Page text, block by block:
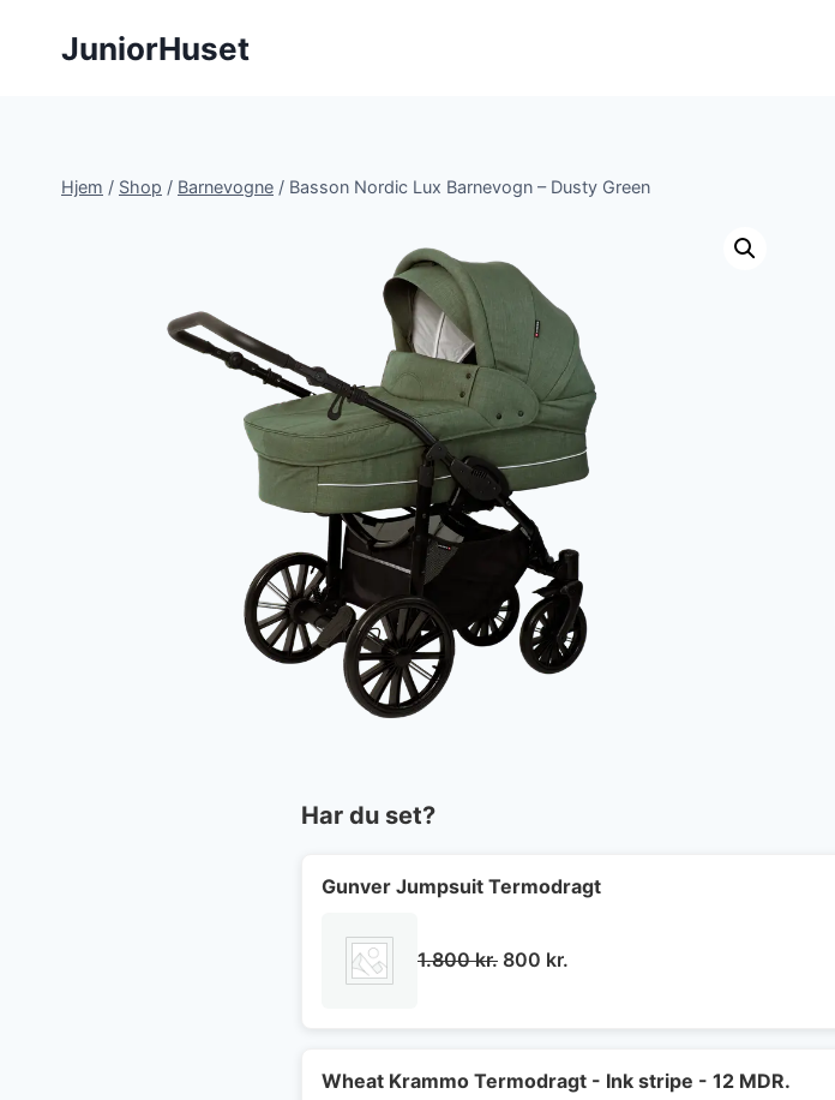
JuniorHuset
Hjem / Shop / Barnevogne / Basson Nordic Lux Barnevogn – Dusty Green
Har du set?
Gunver Jumpsuit Termodragt
1.800kr. Den
1.800 kr..
800 kr.
800 kr..
Wheat Krammo Termodragt - Ink stripe - 12 MDR.